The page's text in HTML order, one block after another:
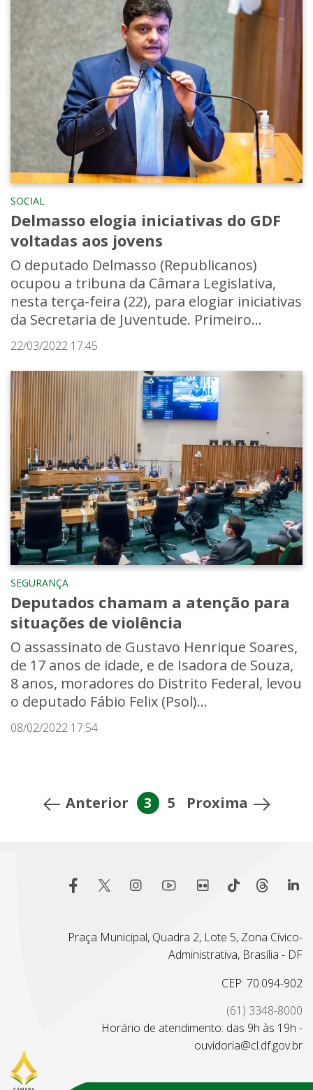
SOCIAL
Delmasso elogia iniciativas do GDF
voltadas aos jovens
O deputado Delmasso (Republicanos)
ocupou a tribuna da Câmara Legislativa,
nesta terça-feira (22), para elogiar iniciativas
da Secretaria de Juventude. Primeiro...
22/03/2022 17:45
SEGURANÇA
Deputados chamam a atenção para
situações de violência
O assassinato de Gustavo Henrique Soares,
de 17 anos de idade, e de Isadora de Souza,
8 anos, moradores do Distrito Federal, levou
o deputado Fábio Felix (Psol)...
08/02/2022 17:54
Anterior 3 5 Proxima
Praça Municipal, Quadra 2, Lote 5, Zona Cívico-
Administrativa, Brasília - DF
CEP: 70.094-902
(61) 3348-8000
Horário de atendimento: das 9h às 19h -
ouvidoria@cl.df.gov.br